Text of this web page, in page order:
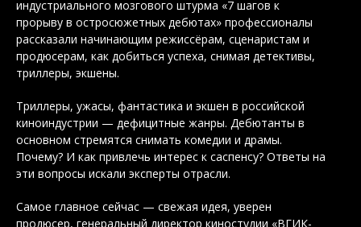
индустриального мозгового штурма «7 шагов к
прорыву в остросюжетных дебютах» профессионалы
рассказали начинающим режиссёрам, сценаристам и
продюсерам, как добиться успеха, снимая детективы,
триллеры, экшены.
Триллеры, ужасы, фантастика и экшен в российской
киноиндустрии — дефицитные жанры. Дебютанты в
основном стремятся снимать комедии и драмы.
Почему? И как привлечь интерес к саспенсу? Ответы на
эти вопросы искали эксперты отрасли.
Самое главное сейчас — свежая идея, уверен
продюсер, генеральный директор киностудии «ВГИК-